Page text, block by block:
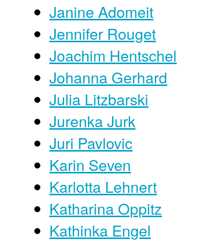
Janine Adomeit
Jennifer Rouget
Joachim Hentschel
Johanna Gerhard
Julia Litzbarski
Jurenka Jurk
Juri Pavlovic
Karin Seven
Karlotta Lehnert
Katharina Oppitz
Kathinka Engel